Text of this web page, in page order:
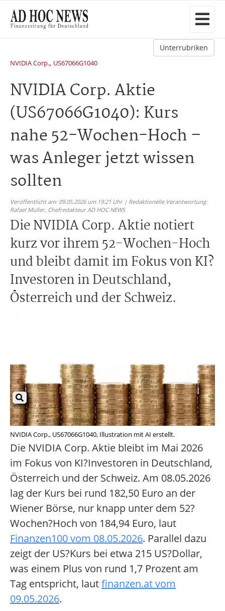
Unterrubriken
NVIDIA Corp., US67066G1040
NVIDIA Corp. Aktie
(US67066G1040): Kurs
nahe 52-Wochen-Hoch –
was Anleger jetzt wissen
sollten
Veröffentlicht am: 09.05.2026 um 19:21 Uhr | Redaktionelle Verantwortung:
Rafael Müller, Chefredakteur AD HOC NEWS
Die NVIDIA Corp. Aktie notiert
kurz vor ihrem 52-Wochen-Hoch
und bleibt damit im Fokus von KI?
Investoren in Deutschland,
Österreich und der Schweiz.
NVIDIA Corp., US67066G1040, Illustration mit AI erstellt.
Die NVIDIA Corp. Aktie bleibt im Mai 2026
im Fokus von KI?Investoren in Deutschland,
Österreich und der Schweiz. Am 08.05.2026
lag der Kurs bei rund 182,50 Euro an der
Wiener Börse, nur knapp unter dem 52?
Wochen?Hoch von 184,94 Euro, laut
Finanzen100 vom 08.05.2026. Parallel dazu
zeigt der US?Kurs bei etwa 215 US?Dollar,
was einem Plus von rund 1,7 Prozent am
Tag entspricht, lautfinanzen.at vom
09.05.2026.